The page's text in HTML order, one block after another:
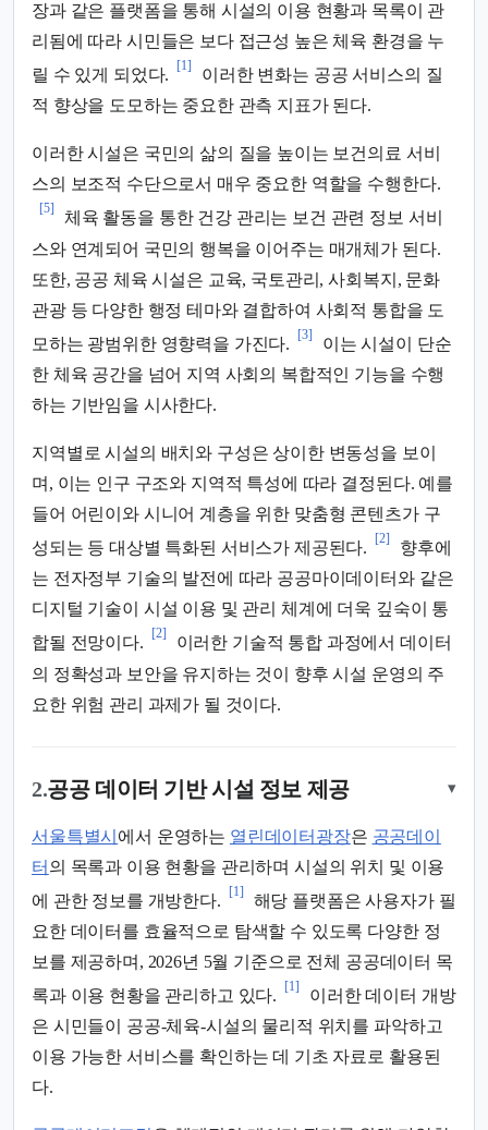
장과 같은 플랫폼을 통해 시설의 이용 현황과 목록이 관
리됨에 따라 시민들은 보다 접근성 높은 체육 환경을 누
릴 수 있게 되었다.
[1]
이러한 변화는 공공 서비스의 질
적 향상을 도모하는 중요한 관측 지표가 된다.
이러한 시설은 국민의 삶의 질을 높이는 보건의료 서비
스의 보조적 수단으로서 매우 중요한 역할을 수행한다.
[5]
체육 활동을 통한 건강 관리는 보건 관련 정보 서비
스와 연계되어 국민의 행복을 이어주는 매개체가 된다.
또한, 공공 체육 시설은 교육, 국토관리, 사회복지, 문화
관광 등 다양한 행정 테마와 결합하여 사회적 통합을 도
모하는 광범위한 영향력을 가진다.
[3]
이는 시설이 단순
한 체육 공간을 넘어 지역 사회의 복합적인 기능을 수행
하는 기반임을 시사한다.
지역별로 시설의 배치와 구성은 상이한 변동성을 보이
며, 이는 인구 구조와 지역적 특성에 따라 결정된다. 예를
들어 어린이와 시니어 계층을 위한 맞춤형 콘텐츠가 구
성되는 등 대상별 특화된 서비스가 제공된다.
[2]
향후에
는 전자정부 기술의 발전에 따라 공공마이데이터와 같은
디지털 기술이 시설 이용 및 관리 체계에 더욱 깊숙이 통
합될 전망이다.
[2]
이러한 기술적 통합 과정에서 데이터
의 정확성과 보안을 유지하는 것이 향후 시설 운영의 주
요한 위험 관리 과제가 될 것이다.
2.공공 데이터 기반 시설 정보 제공 ▾
서울특별시 에서 운영하는 열린데이터광장은 공공데이
터 의 목록과 이용 현황을 관리하며 시설의 위치 및 이용
에 관한 정보를 개방한다.
[1]
해당 플랫폼은 사용자가 필
요한 데이터를 효율적으로 탐색할 수 있도록 다양한 정
보를 제공하며, 2026년 5월 기준으로 전체 공공데이터 목
록과 이용 현황을 관리하고 있다.
[1]
이러한 데이터 개방
은 시민들이 공공-체육-시설의 물리적 위치를 파악하고
이용 가능한 서비스를 확인하는 데 기초 자료로 활용된
다.